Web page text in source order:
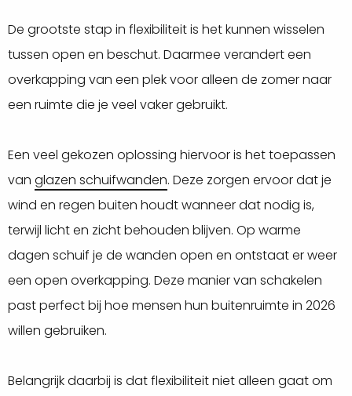
De grootste stap in flexibiliteit is het kunnen wisselen
tussen open en beschut. Daarmee verandert een
overkapping van een plek voor alleen de zomer naar
een ruimte die je veel vaker gebruikt.
Een veel gekozen oplossing hiervoor is het toepassen
van glazen schuifwanden. Deze zorgen ervoor dat je
wind en regen buiten houdt wanneer dat nodig is,
terwijl licht en zicht behouden blijven. Op warme
dagen schuif je de wanden open en ontstaat er weer
een open overkapping. Deze manier van schakelen
past perfect bij hoe mensen hun buitenruimte in 2026
willen gebruiken.
Belangrijk daarbij is dat flexibiliteit niet alleen gaat om